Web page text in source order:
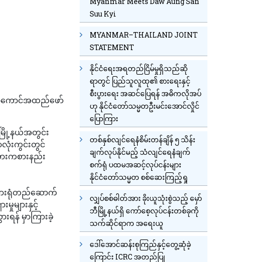
အကောင်အထည်ဖော်
မြို့နယ်အတွင်း
လုံးကွင်းတွင်
းကစားနည်း
ားရုံတည်ဆောက်
များနှင့်
န် မှာကြားခဲ့
Suu Kyi
MYANMAR–THAILAND JOINT
STATEMENT
နိုင်ငံရေးအရတည်ငြိမ်မှုရှိသည်ဆို
ရာတွင် ပြည်သူလူထု၏ စားရေးနှင့်
စီးပွားရေး အဆင်ပြေရန် အဓိကလိုအပ်
ဟု နိုင်ငံတော်သမ္မတဦးမင်းအောင်လှိုင်
ပြောကြား
တစ်နှစ်လျင်ရေနံစိမ်းတန်ချိန် ၅ သိန်း
ချက်လုပ်နိုင်မည့် သံလျင်ရေနံချက်
စက်ရုံ ပထမအဆင့်လုပ်ငန်းများ
နိုင်ငံတော်သမ္မတ စစ်ဆေးကြည့်ရှု
လျှပ်စစ်ဓါတ်အား ခိုးယူသုံးစွဲသည့် မှော်
ဘီမြို့နယ်ရှိ ကော်စေ့လုပ်ငန်းတစ်ခုကို
သက်ဆိုင်ရာက အရေးယူ
ဒေါ်အောင်ဆန်းစုကြည်နှင့်တွေ့ဆုံခဲ့
ကြောင်း ICRC အတည်ပြု